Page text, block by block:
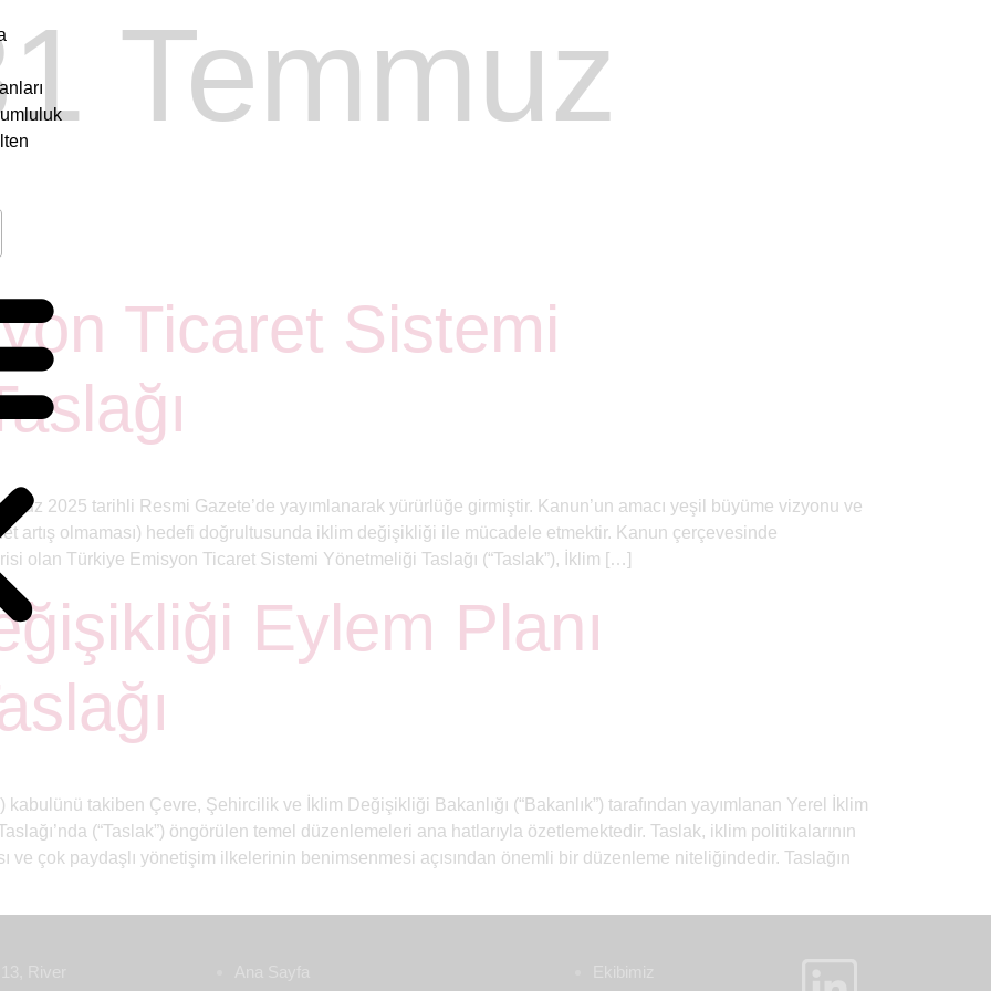
Temmuz
Ticaret Sistemi
2025 tarihli Resmi Gazete’de yayımlanarak yürürlüğe girmiştir. Kanun’un amacı yeşil büyüme vizyonu ve
artış olmaması) hedefi doğrultusunda iklim değişikliği ile mücadele etmektir. Kanun çerçevesinde
olan Türkiye Emisyon Ticaret Sistemi Yönetmeliği Taslağı (“Taslak”), İklim […]
Eylem Planı
kabulünü takiben Çevre, Şehircilik ve İklim Değişikliği Bakanlığı (“Bakanlık”) tarafından yayımlanan Yerel İklim
(“Taslak”) öngörülen temel düzenlemeleri ana hatlarıyla özetlemektedir. Taslak, iklim politikalarının
ve çok paydaşlı yönetişim ilkelerinin benimsenmesi açısından önemli bir düzenleme niteliğindedir. Taslağın
River